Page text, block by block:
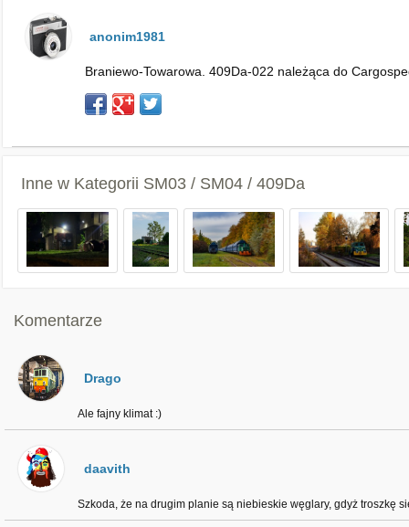
anonim1981
Braniewo-Towarowa. 409Da-022 należąca do
Inne w Kategorii SM03 / SM04 / 409Da
Komentarze
Drago
Ale fajny klimat :)
daavith
Szkoda, że na drugim planie są niebieskie węglary, gdyż troszkę